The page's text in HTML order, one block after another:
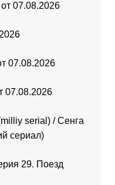
07.08.2026
07.08.2026
07.08.2026
serial) / Сенга
сериал)
29. Поезд